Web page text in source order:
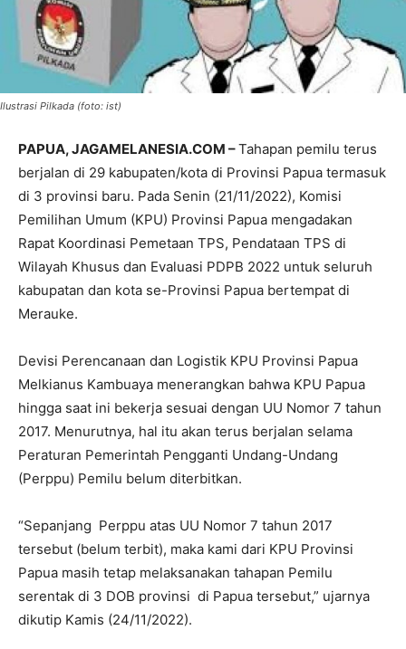
Ilustrasi Pilkada (foto: ist)
PAPUA, JAGAMELANESIA.COM –Tahapan pemilu terus
berjalan di 29 kabupaten/kota di Provinsi Papua termasuk
di 3 provinsi baru. Pada Senin (21/11/2022), Komisi
Pemilihan Umum (KPU) Provinsi Papua mengadakan
Rapat Koordinasi Pemetaan TPS, Pendataan TPS di
Wilayah Khusus dan Evaluasi PDPB 2022 untuk seluruh
kabupatan dan kota se-Provinsi Papua bertempat di
Merauke.
Devisi Perencanaan dan Logistik KPU Provinsi Papua
Melkianus Kambuaya menerangkan bahwa KPU Papua
hingga saat ini bekerja sesuai dengan UU Nomor 7 tahun
2017. Menurutnya, hal itu akan terus berjalan selama
Peraturan Pemerintah Pengganti Undang-Undang
(Perppu) Pemilu belum diterbitkan.
“Sepanjang Perppu atas UU Nomor 7 tahun 2017
tersebut (belum terbit), maka kami dari KPU Provinsi
Papua masih tetap melaksanakan tahapan Pemilu
serentak di 3 DOB provinsi di Papua tersebut,” ujarnya
dikutip Kamis (24/11/2022).